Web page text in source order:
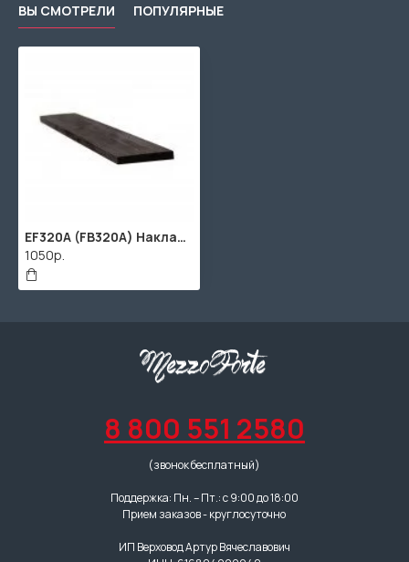
ВЫ СМОТРЕЛИ ПОПУЛЯРНЫЕ
EF320A (FB320A) Накладка грифа для домры, черное дерево, 325х(44-50)х7мм, WBO
1050р.
8 800 551 2580
(звонок бесплатный)
Поддержка: Пн. – Пт.: с 9:00 до 18:00
Прием заказов - круглосуточно
ИП Верховод Артур Вячеславович